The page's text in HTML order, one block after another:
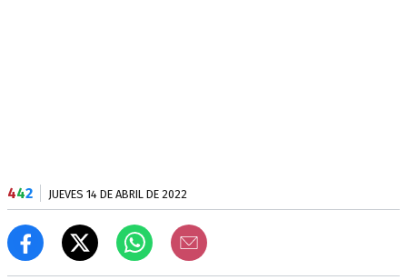
442 JUEVES 14 DE ABRIL DE 2022